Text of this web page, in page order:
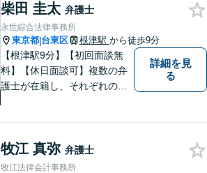
士」を目指しています。休日
や夜間相談も柔軟に対応【根
津駅9分】
柴田 圭太 弁護士
永世綜合法律事務所
東京都|台東区 根津駅 から徒歩9分
【根津駅9分】【初回面談無
料】【休日面談可】複数の弁
護士が在籍し、それぞれの知
り、柔軟かつ現実的な対応を
可能にしています。
詳細を見
る
牧江 真弥 弁護士
牧江法律会計事務所